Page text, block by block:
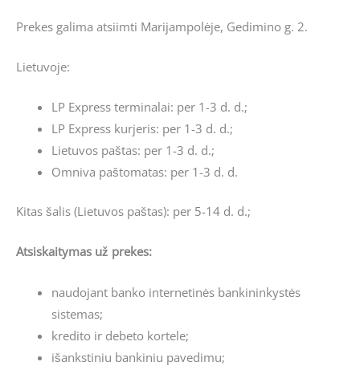
Prekes galima atsiimti Marijampolėje, Gedimino g. 2.
Lietuvoje:
LP Express terminalai: per 1-3 d. d.;
LP Express kurjeris: per 1-3 d. d.;
Lietuvos paštas: per 1-3 d. d.;
Omniva paštomatas: per 1-3 d. d.
Kitas šalis (Lietuvos paštas): per 5-14 d. d.;
Atsiskaitymas už prekes:
naudojant banko internetinės bankininkystės
sistemas;
kredito ir debeto kortele;
išankstiniu bankiniu pavedimu;